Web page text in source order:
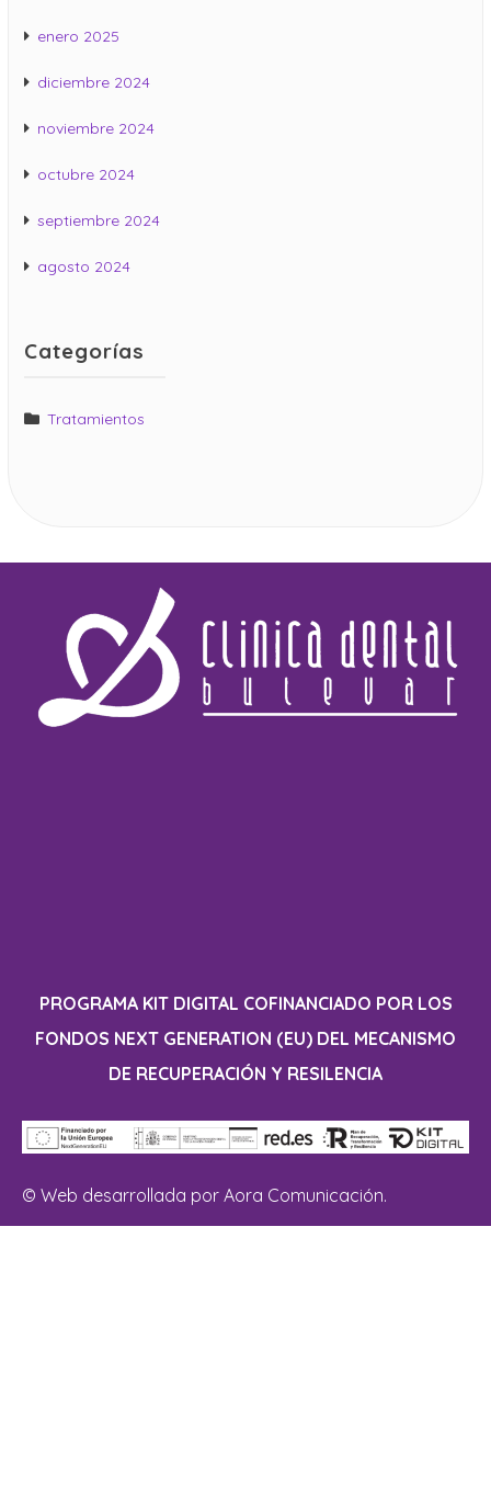
enero 2025
diciembre 2024
noviembre 2024
octubre 2024
septiembre 2024
agosto 2024
Categorías
Tratamientos
PROGRAMA KIT DIGITAL COFINANCIADO POR LOS
FONDOS NEXT GENERATION (EU) DEL MECANISMO
DE RECUPERACIÓN Y RESILENCIA
© Web desarrollada por Aora Comunicación.